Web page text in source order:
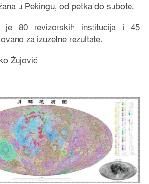
u Pekingu, od petka do subote.
je 80 revizorskih institucija i 45
za izuzetne rezultate.
Žujović